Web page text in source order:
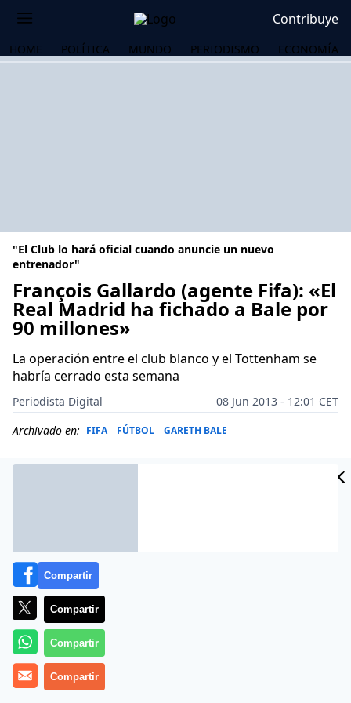
Contribuye
HOME POLÍTICA MUNDO PERIODISMO ECONOMÍA
"El Club lo hará oficial cuando anuncie un nuevo
entrenador"
François Gallardo (agente Fifa): «El
Real Madrid ha fichado a Bale por
90 millones»
La operación entre el club blanco y el Tottenham se
habría cerrado esta semana
Periodista Digital
08 Jun 2013 - 12:01 CET
Archivado en: FIFA FÚTBOL GARETH BALE
Lo ha contado François Gallardo. El agente Fifa lo
Compartir
Compartir
Compartir
Compartir